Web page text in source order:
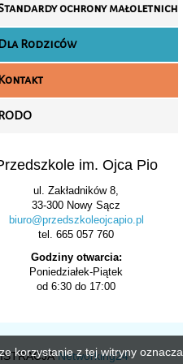
ochrony małoletnich
Rodziców
im. Ojca Pio
ul. Zakładników 8,
33-300 Nowy Sącz
biuro@przedszkoleojcapio.pl
tel. 665 057 760
Godziny otwarcia:
Poniedziałek-Piątek
od 6:30 do 17:00
Networking24
korzystanie z tej witryny oznacza